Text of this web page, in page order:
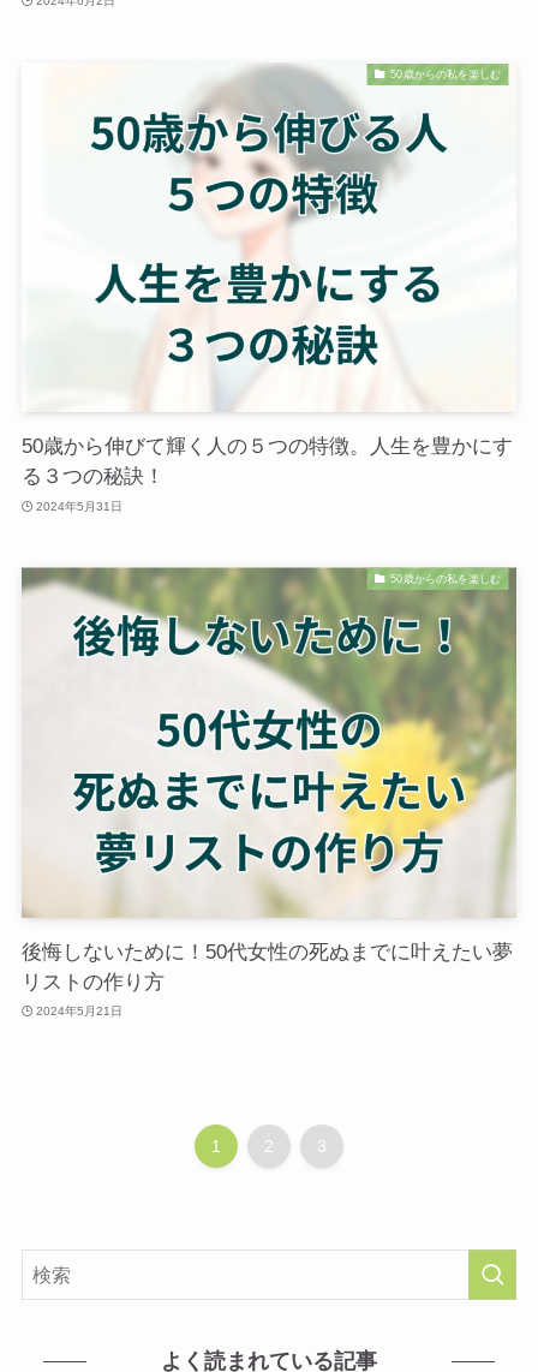
50歳からの私を楽しむ
50歳から伸びて輝く人の５つの特徴。人生を豊かにす
る３つの秘訣！
2024年5月31日
50歳からの私を楽しむ
後悔しないために！50代女性の死ぬまでに叶えたい夢
リストの作り方
2024年5月21日
1 2 3
よく読まれている記事